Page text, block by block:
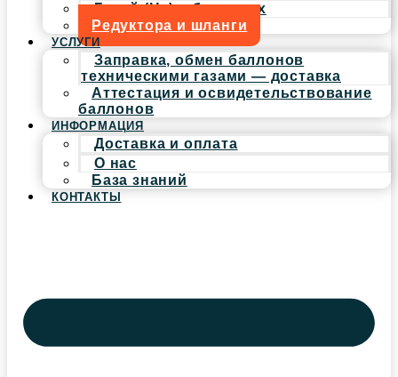
Гелий (He) в баллонах
Редуктора и шланги
УСЛУГИ
Заправка, обмен баллонов
техническими газами — доставка
Аттестация и освидетельствование
баллонов
ИНФОРМАЦИЯ
Доставка и оплата
О нас
База знаний
КОНТАКТЫ